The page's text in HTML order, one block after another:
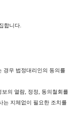
합니다
경우 법정대리인의 동의를
보의 열람, 정정
동의철회를
는 지체없이 필요한 조치를